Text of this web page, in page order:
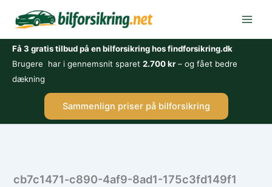
Få 3 gratis tilbud på en bilforsikring hos findforsikring.dk
Brugere har i gennemsnit sparet 2.700 kr– og fået bedre
dækning
Sammenlign priser på bilforsikring
cb7c1471-c890-4af9-8ad1-175c3fd149f1